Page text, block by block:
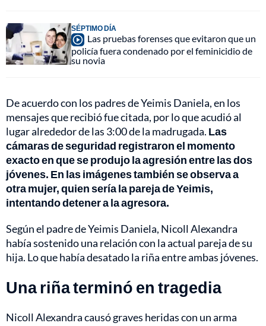
SÉPTIMO DÍA
Las pruebas forenses que evitaron que un
policía fuera condenado por el feminicidio de
su novia
De acuerdo con los padres de Yeimis Daniela, en los
mensajes que recibió fue citada, por lo que acudió al
lugar alrededor de las 3:00 de la madrugada. Las
cámaras de seguridad registraron el momento
exacto en que se produjo la agresión entre las dos
jóvenes. En las imágenes también se observa a
otra mujer, quien sería la pareja de Yeimis,
intentando detener a la agresora.
Según el padre de Yeimis Daniela, Nicoll Alexandra
había sostenido una relación con la actual pareja de su
hija. Lo que había desatado la riña entre ambas jóvenes.
Una riña terminó en tragedia
Nicoll Alexandra causó graves heridas con un arma